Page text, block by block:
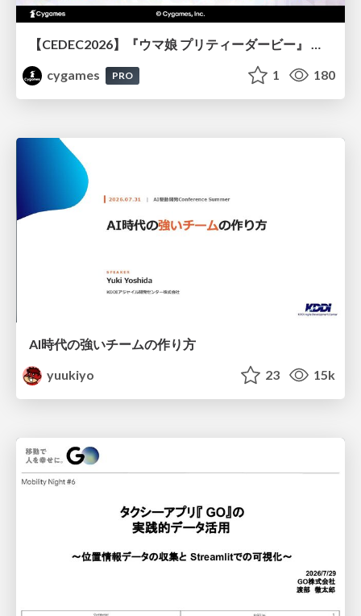
【CEDEC2026】『ウマ娘 プリティーダービー』 英語版のキャラクターの方言や口調をローカライズするための創造的アプローチ
cygames
PRO 1 180
AI時代の強いチームの作り方
yuukiyo
23 15k